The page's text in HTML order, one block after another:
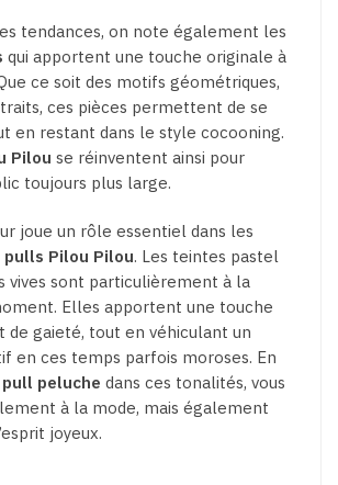
tendances, on note également les
qui apportent une touche originale à
ce soit des motifs géométriques,
ces pièces permettent de se
en restant dans le style cocooning.
Pilou se réinventent ainsi pour
toujours plus large.
joue un rôle essentiel dans les
pulls Pilou Pilou. Les teintes pastel
vives sont particulièrement à la
Elles apportent une touche
de gaieté, tout en véhiculant un
en ces temps parfois moroses. En
pull peluche dans ces tonalités, vous
à la mode, mais également
joyeux.